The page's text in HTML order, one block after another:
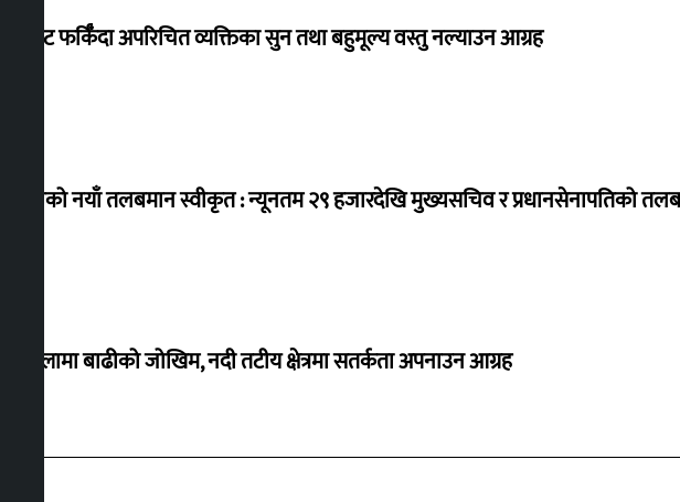
विदेशबाट फर्किँदा अपरिचित व्यक्तिका सुन तथा बहुमूल्य वस्तु नल्याउन आग्रह
कर्मचारीको नयाँ तलबमान स्वीकृत : न्यूनतम २९ हजारदेखि मुख्यसचिव र प्रधानसेनापतिको
३० जिल्लामा बाढीको जोखिम, नदी तटीय क्षेत्रमा सतर्कता अपनाउन आग्रह